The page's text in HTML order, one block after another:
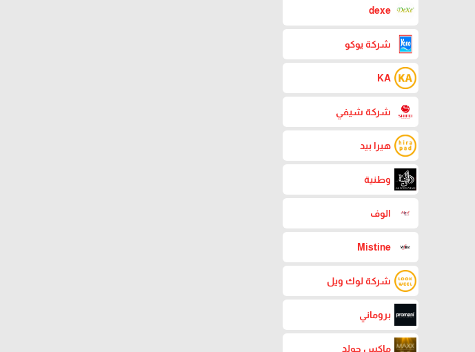
dexe
شركة يوكو
KA
شركة شيفي
هيرا بيد
وطنية
الوف
Mistine
شركة لوك ويل
بروماني
ماكس جولد